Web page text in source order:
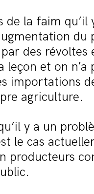
de la faim
du
des révoltes
leçon et on
importations
agriculture.
y a un
le cas
producteurs